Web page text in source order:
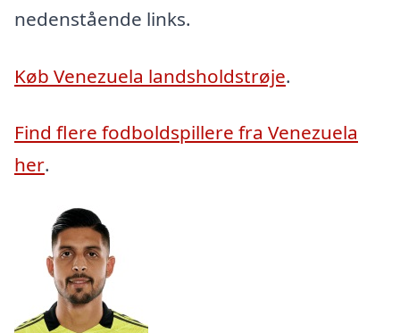
nedenstående links.
Køb Venezuela landsholdstrøje.
Find flere fodboldspillere fra Venezuela
her.